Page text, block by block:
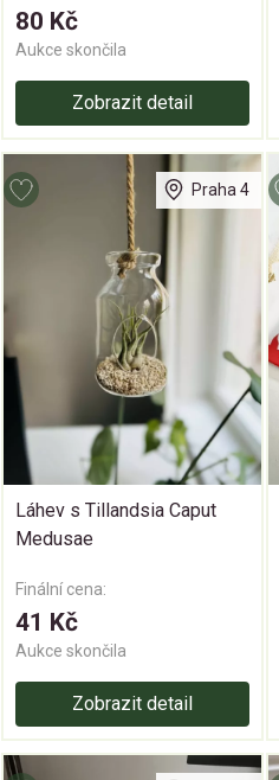
80 Kč
Aukce skončila
Zobrazit detail
Praha 4
Láhev s Tillandsia Caput
Medusae
Finální cena:
41 Kč
Aukce skončila
Zobrazit detail